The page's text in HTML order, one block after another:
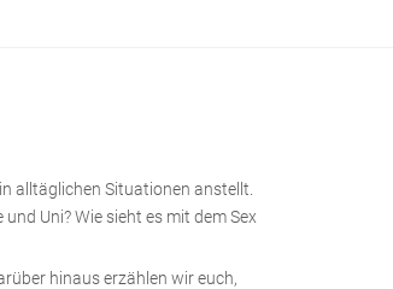
alltäglichen Situationen anstellt.
Uni? Wie sieht es mit dem Sex
hinaus erzählen wir euch,